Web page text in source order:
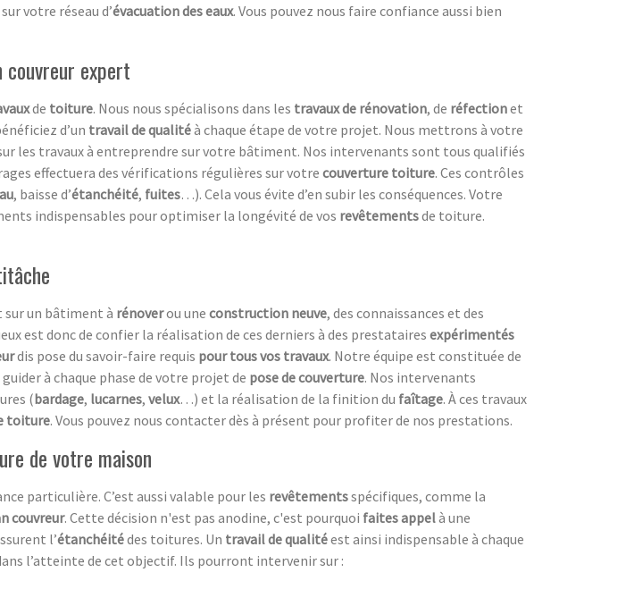
sur votre réseau d’évacuation des eaux. Vous pouvez nous faire confiance aussi bien
expert
de toiture. Nous nous spécialisons dans les travaux de rénovation, de réfectionet
d’un travail de qualitéà chaque étape de votre projet. Nous mettrons à votre
les travaux à entreprendre sur votre bâtiment. Nos intervenants sont tous qualifiés
effectuera des vérifications régulières sur votre couverture toiture. Ces contrôles
, baisse d’étanchéité, fuites…). Cela vous évite d’en subir les conséquences. Votre
indispensables pour optimiser la longévité de vos revêtementsde toiture.
sur un bâtiment à rénoverou une construction neuve, des connaissances et des
est donc de confier la réalisation de ces derniers à des prestataires expérimentés
dis pose du savoir-faire requis pour tous vos travaux. Notre équipe est constituée de
à chaque phase de votre projet de pose de couverture. Nos intervenants
(bardage, lucarnes, velux…) et la réalisation de la finition du faîtage. À ces travaux
toiture. Vous pouvez nous contacter dès à présent pour profiter de nos prestations.
de votre maison
particulière. C’est aussi valable pour les revêtementsspécifiques, comme la
couvreur. Cette décision n'est pas anodine, c'est pourquoi faites appelà une
l’étanchéitédes toitures. Un travail de qualitéest ainsi indispensable à chaque
l’atteinte de cet objectif. Ils pourront intervenir sur :